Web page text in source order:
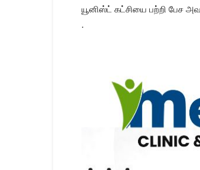
யூனிஸ்ட் கட்​சியை பற்றி பேச
.